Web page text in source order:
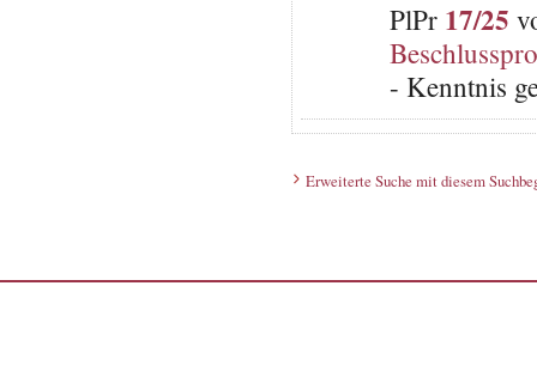
PlPr 17/25
- Kenntnis
Erweiterte Suche mit diesem